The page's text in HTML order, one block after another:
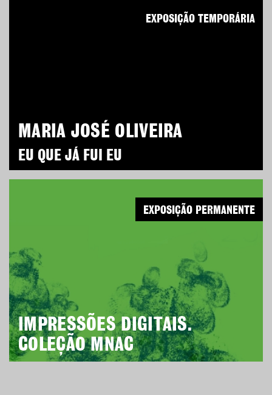
MARIA JOSÉ OLIVEIRA
EU QUE JÁ FUI EU
EXPOSIÇÃO TEMPORÁRIA
IMPRESSÕES DIGITAIS.
COLEÇÃO MNAC
EXPOSIÇÃO PERMANENTE